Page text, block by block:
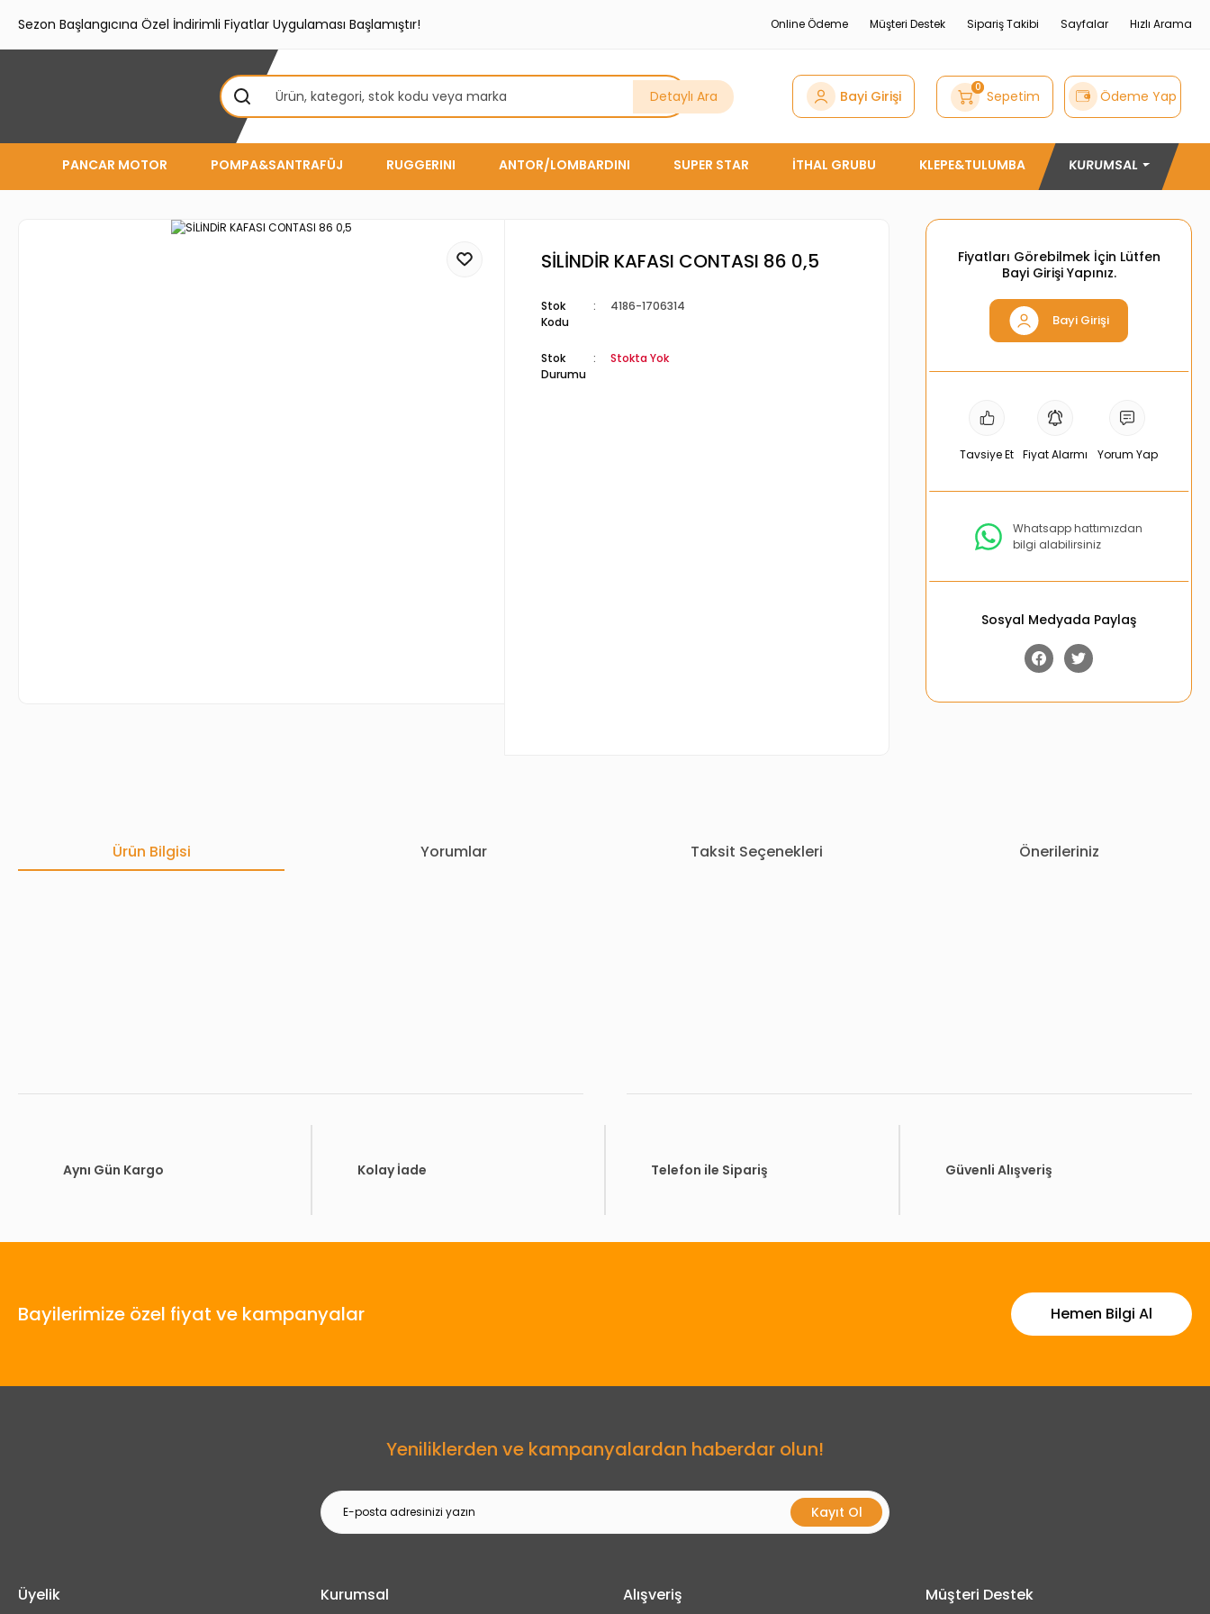
Sezon Başlangıcına Özel İndirimli Fiyatlar Uygulaması Başlamıştır! Online Ödeme Müşteri Destek Sipariş Takibi Sayfalar Hızlı Arama
Detaylı Ara Bayi Girişi 0 Sepetim Ödeme Yap
PANCAR MOTOR POMPA&SANTRAFÜJ RUGGERINI ANTOR/LOMBARDINI SUPER STAR İTHAL GRUBU KLEPE&TULUMBA KURUMSAL
SİLİNDİR KAFASI CONTASI 86 0,5
Stok
Kodu
4186-1706314
Stok
Durumu
Stokta Yok
Fiyatları Görebilmek İçin Lütfen
Bayi Girişi Yapınız.
Bayi Girişi
Tavsiye Et Fiyat Alarmı Yorum Yap
Whatsapp hattımızdan
bilgi alabilirsiniz
Sosyal Medyada Paylaş
Ürün Bilgisi Yorumlar Taksit Seçenekleri Önerileriniz
Gönder
Aynı Gün Kargo Kolay İade Telefon ile Sipariş Güvenli Alışveriş
Bayilerimize özel fiyat ve kampanyalar Hemen Bilgi Al
Yeniliklerden ve kampanyalardan haberdar olun!
Kayıt Ol
Üyelik Kurumsal Alışveriş Müşteri Destek